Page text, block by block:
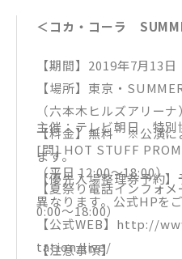
7月18日（木）足立佳奈
7月19日（金）中川翔子
7月20日（土）渡辺美
7月20日（土）フィロソ
7月21日（日）AKB48
7月22日（月）GANG
7月23日（火）
7月24日（水）Da-iCE
7月25日（木）Lead
7月31日（水）つばきフ
＜コカ・コーラ
【期間】2019年7月13
【場所】東京・
（六本木ヒルズアリーナ）
【料金】無料 ※公演に
ます。
【優先入場整理券予約
異なります。公式HPを
【公式WEB】http://
tation/live/
主催：テレビ朝日 特別
[問] HOT STUFF
（平日 12:00～18:00）
【夏祭り電話インフォ
0:00〜18:00）
【注意事項】